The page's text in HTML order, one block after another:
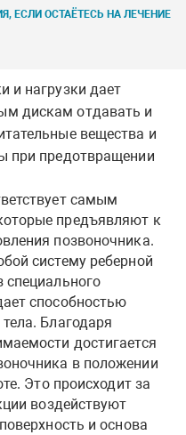
ЕСЛИ ОСТАЁТЕСЬ НА ЛЕЧЕНИЕ
и нагрузки дает
дискам отдавать и
вещества и
при предотвращении
самым
предъявляют к
позвоночника.
систему реберной
специального
способностью
Благодаря
достигается
в положении
Это происходит за
воздействуют
и основа